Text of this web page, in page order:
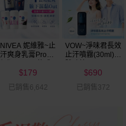
NIVEA 妮維雅~止
汗爽身乳膏Pro升
$179
已銷售6,642
VOW~淨味君長效
止汗噴霧(30ml)
$690
已銷售372